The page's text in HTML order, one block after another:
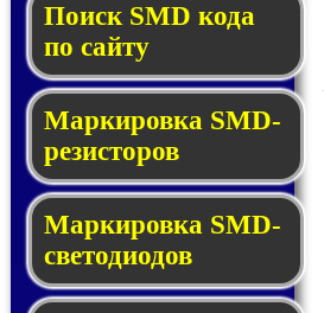
Поиск SMD ко­да
по сай­ту
Маркировка SMD-
ре­зис­то­ров
Маркировка SMD-
све­то­дио­дов